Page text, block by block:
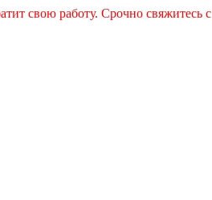
свою работу. Срочно свяжитесь с